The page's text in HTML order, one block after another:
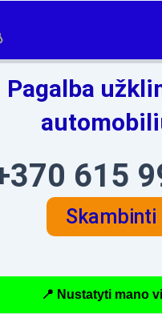
Pagalba
615
Skambinti
📍 Nustatyti mano